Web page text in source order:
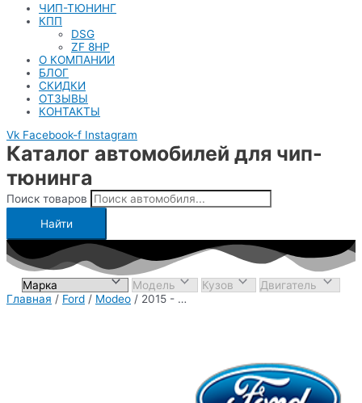
ЧИП-ТЮНИНГ
КПП
DSG
ZF 8HP
О КОМПАНИИ
БЛОГ
СКИДКИ
ОТЗЫВЫ
КОНТАКТЫ
Vk Facebook-f Instagram
Каталог автомобилей для чип-
тюнинга
Поиск товаров
Найти
Главная / Ford / Modeo / 2015 - …